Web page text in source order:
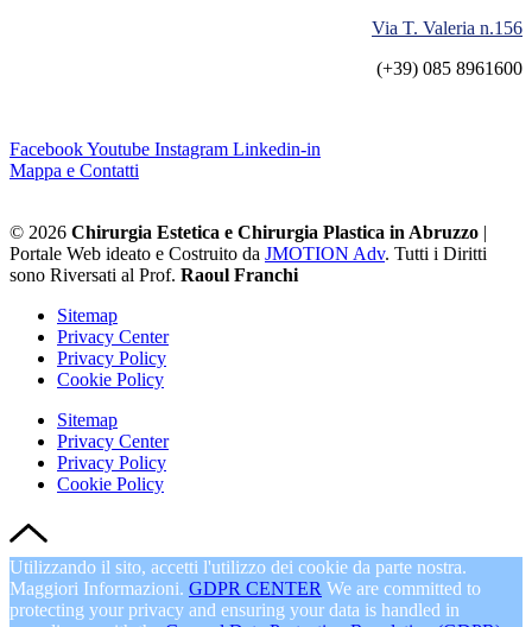
Via T. Valeria n.156
(+39) 085 8961600
FacebookYoutube Instagram Linkedin-in
Mappa e Contatti
© 2026 Chirurgia Estetica e Chirurgia Plastica in Abruzzo |
Portale Web ideato e Costruito da JMOTION Adv. Tutti i Diritti
sono Riversati al Prof. Raoul Franchi
Sitemap
Privacy Center
Privacy Policy
Cookie Policy
Sitemap
Privacy Center
Privacy Policy
Cookie Policy
Utilizzando il sito, accetti l'utilizzo dei cookie da parte nostra.
Maggiori Informazioni. GDPR CENTER We are committed to
protecting your privacy and ensuring your data is handled in